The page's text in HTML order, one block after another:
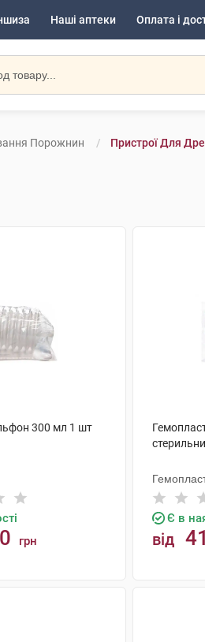
Наші аптеки Оплата і
Порожнин Пристрої Для
300 мл 1 шт
грн
Є в
від